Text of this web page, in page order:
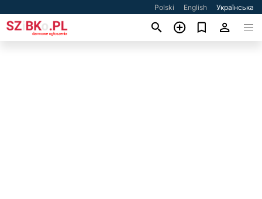
Polski English Українська